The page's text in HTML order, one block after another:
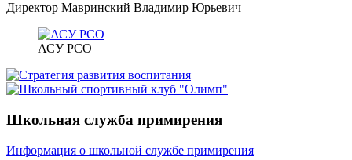
Директор Мавринский Владимир Юрьевич
АСУ РСО
Школьная служба примирения
Информация о школьной службе примирения